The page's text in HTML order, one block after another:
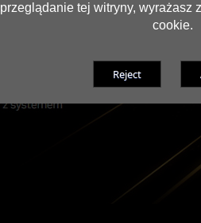
przeglądanie tej witryny, wyrażasz
cookie.